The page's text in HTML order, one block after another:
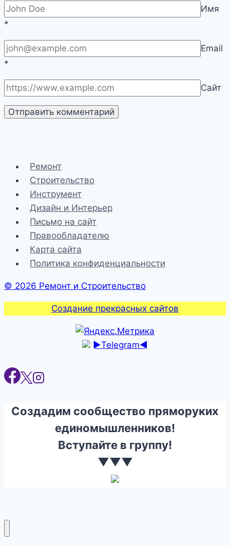
Имя
*
Email
*
Сайт
Ремонт
Строительство
Инструмент
Дизайн и Интерьер
Письмо на сайт
Правообладателю
Карта сайта
Политика конфиденциальности
© 2026 Ремонт и Строительство
Создание прекрасных сайтов
►Telegram◄
Создадим сообщество пряморуких
единомышленников!
Вступайте в группу!
▼▼▼